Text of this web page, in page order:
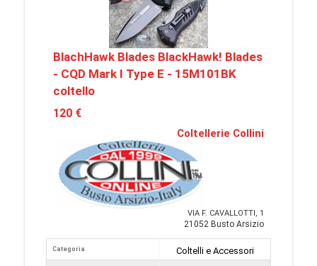
BlachHawk Blades BlackHawk! Blades
- CQD Mark I Type E - 15M101BK
coltello
120 €
Coltellerie Collini
VIA F. CAVALLOTTI, 1
21052 Busto Arsizio
Categoria
Coltelli e Accessori